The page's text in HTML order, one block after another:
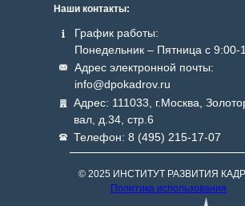
Наши контакты:
График работы:
Понедельник – Пятница с 9:00-
Адрес: 111033, г.Москва,
вал, д.34, стр.6
Телефон: 8 (495) 215-17-07
© 2025 ИНСТИТУТ РАЗВИТИЯ
Политика использования
Адрес электронной почты:
info@dpokadrov.ru